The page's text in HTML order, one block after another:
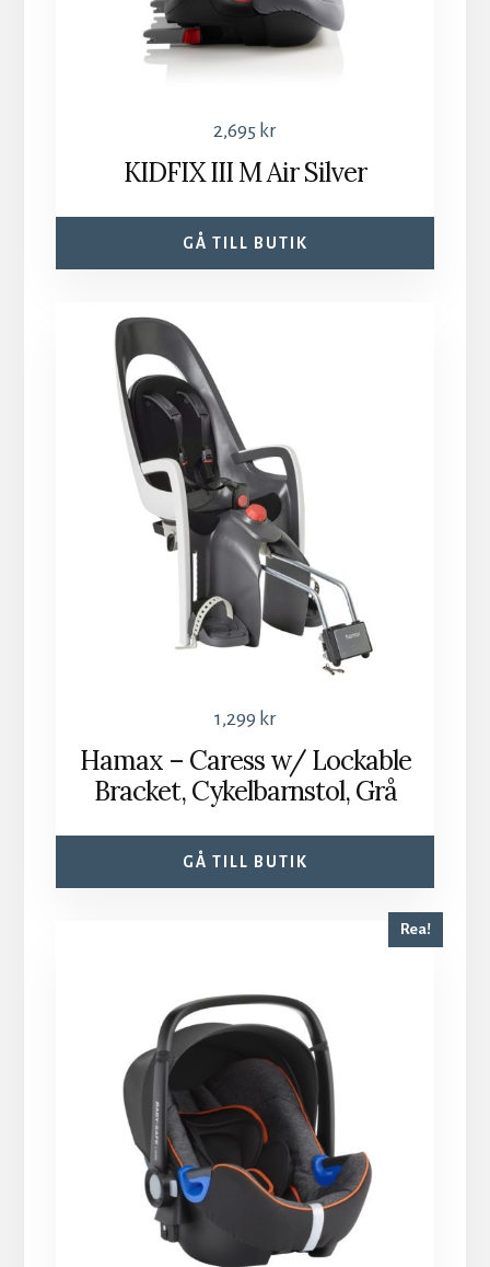
2,695 kr
KIDFIX III M Air Silver
GÅ TILL BUTIK
1,299 kr
Hamax – Caress w/ Lockable
Bracket, Cykelbarnstol, Grå
GÅ TILL BUTIK
Rea!